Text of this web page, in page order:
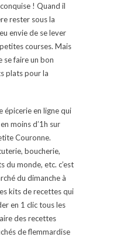
! Quand il
rester sous la
envie de se lever
courses. Mais
se faire un bon
plats pour la
épicerie en ligne qui
moins d’1h sur
Couronne.
boucherie,
du monde, etc. c’est
du dimanche à
kits de recettes qui
en 1 clic tous les
des recettes
de flemmardise